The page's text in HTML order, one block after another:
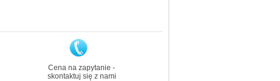
Cena na zapytanie -
skontaktuj się z nami